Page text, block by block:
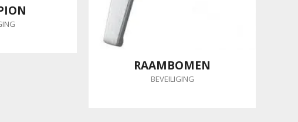
RAAMBOMEN
BEVEILIGING